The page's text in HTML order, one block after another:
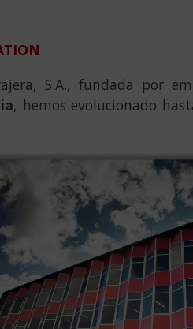
S.A., fundada por
, hemos evolucionado